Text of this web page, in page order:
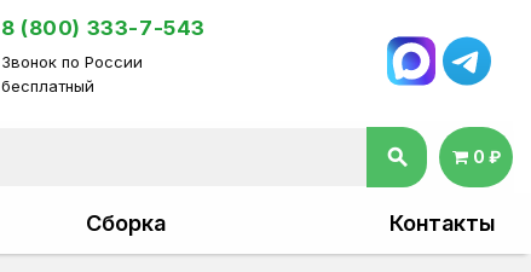
8 (800) 333-7-543
Звонок по России
бесплатный
search 0 ₽
Сборка Контакты